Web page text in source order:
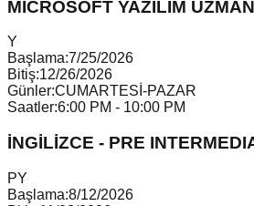
MICROSOFT YAZILIM
Y
Başlama:7/25/2026
Bitiş:12/26/2026
Günler:CUMARTESİ-PAZAR
Saatler:6:00 PM - 10:00 PM
İNGİLİZCE - PRE
PY
Başlama:8/12/2026